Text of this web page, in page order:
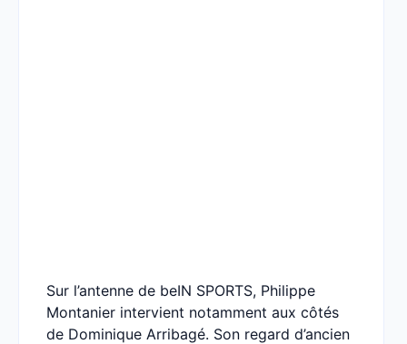
Sur l’antenne de beIN SPORTS, Philippe
Montanier intervient notamment aux côtés
de Dominique Arribagé. Son regard d’ancien